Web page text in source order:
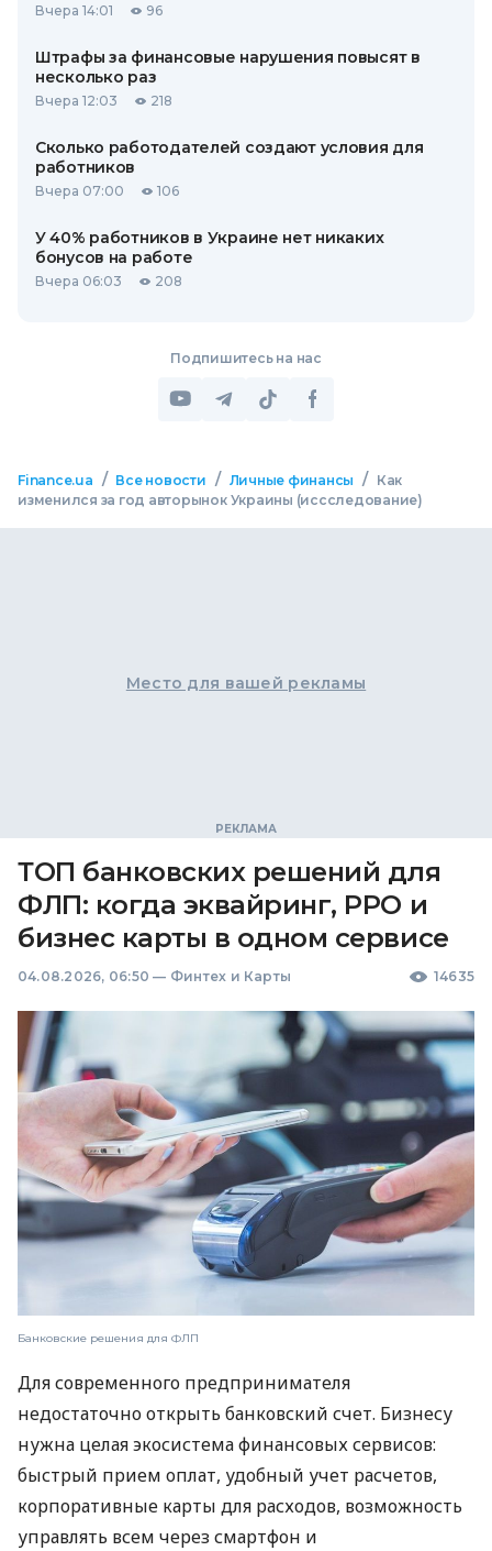
Вчера 14:01 96
Штрафы за финансовые нарушения повысят в
несколько раз
Вчера 12:03 218
Сколько работодателей создают условия для
работников
Вчера 07:00 106
У 40% работников в Украине нет никаких
бонусов на работе
Вчера 06:03 208
Подпишитесь на нас
Finance.ua / Все новости / Личные финансы /
Как
изменился за год авторынок Украины (иссследование)
Место для вашей рекламы
ТОП банковских решений для
ФЛП: когда эквайринг, РРО и
бизнес карты в одном сервисе
04.08.2026, 06:50 — Финтех и Карты 14635
Банковские решения для ФЛП
Для современного предпринимателя
недостаточно открыть банковский счет. Бизнесу
нужна целая экосистема финансовых сервисов:
быстрый прием оплат, удобный учет расчетов,
корпоративные карты для расходов, возможность
управлять всем через смартфон и